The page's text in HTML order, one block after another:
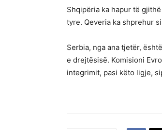
Shqipëria ka hapur të
tyre. Qeveria ka shprehur
Serbia, nga ana tjetër,
e drejtësisë. Komisioni
integrimit, pasi këto ligje,